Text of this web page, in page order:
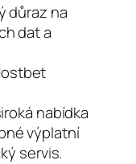
důraz na
dat a
nabídka
výplatní
servis.